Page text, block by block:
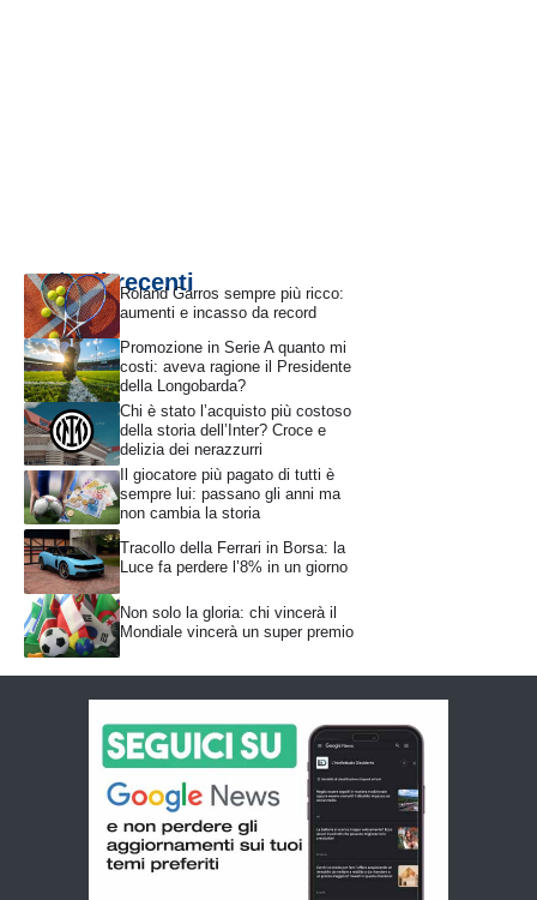
Articoli recentiRoland Garros sempre più ricco:
aumenti e incasso da record
Promozione in Serie A quanto mi
costi: aveva ragione il Presidente
della Longobarda?
Chi è stato l’acquisto più costoso
della storia dell’Inter? Croce e
delizia dei nerazzurri
Il giocatore più pagato di tutti è
sempre lui: passano gli anni ma
non cambia la storia
Tracollo della Ferrari in Borsa: la
Luce fa perdere l’8% in un giorno
Non solo la gloria: chi vincerà il
Mondiale vincerà un super premio